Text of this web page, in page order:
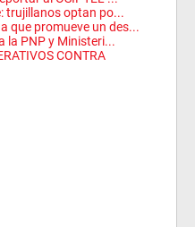
trujillanos optan po...
que promueve un des...
la PNP y Ministeri...
CONTRA